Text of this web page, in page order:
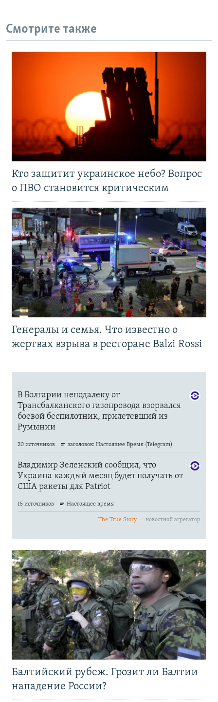
Смотрите также
Кто защитит украинское небо? Вопрос
о ПВО становится критическим
Генералы и семья. Что известно о
жертвах взрыва в ресторане Balzi Rossi
Балтийский рубеж. Грозит ли Балтии
нападение России?